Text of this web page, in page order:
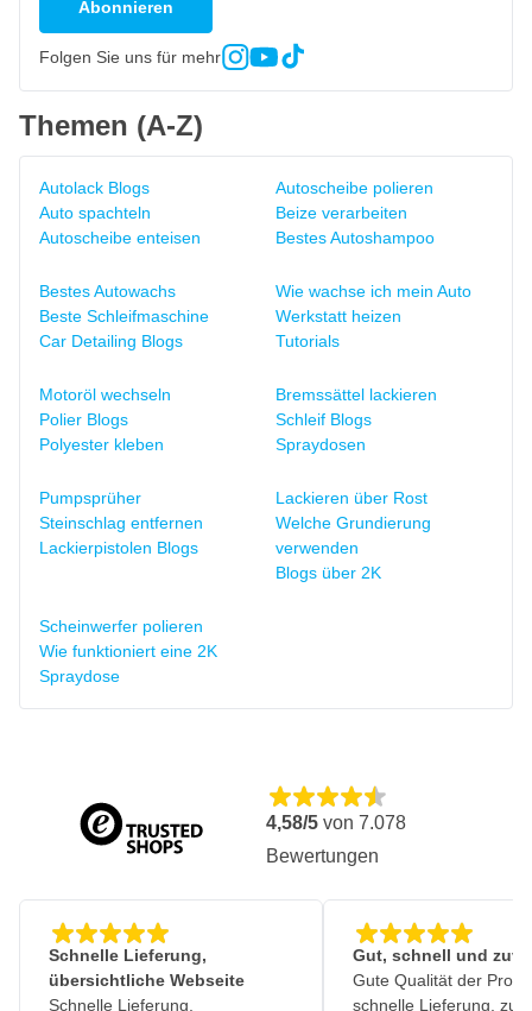
Abonnieren
Folgen Sie uns für mehr
Themen (A-Z)
Autolack Blogs
Auto spachteln
Autoscheibe enteisen
Autoscheibe polieren
Beize verarbeiten
Bestes Autoshampoo
Bestes Autowachs
Beste Schleifmaschine
Car Detailing Blogs
Wie wachse ich mein Auto
Werkstatt heizen
Tutorials
Motoröl wechseln
Polier Blogs
Polyester kleben
Bremssättel lackieren
Schleif Blogs
Spraydosen
Pumpsprüher
Steinschlag entfernen
Lackierpistolen Blogs
Lackieren über Rost
Welche Grundierung
verwenden
Blogs über 2K
Scheinwerfer polieren
Wie funktioniert eine 2K
Spraydose
4,58/5 von 7.078
Bewertungen
Schnelle Lieferung,
übersichtliche Webseite
Schnelle Lieferung,
Gut, schnell und
Gute Qualität der
schnelle Lieferung,